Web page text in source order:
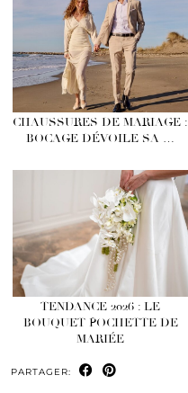
CHAUSSURES DE MARIAGE :
BOCAGE DÉVOILE SA …
TENDANCE 2026 : LE
BOUQUET POCHETTE DE
MARIÉE
PARTAGER: